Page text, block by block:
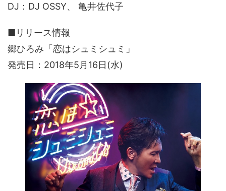
DJ：DJ OSSY、 亀井佐代子
■リリース情報
郷ひろみ「恋はシュミシュミ」
発売日：2018年5月16日(水)